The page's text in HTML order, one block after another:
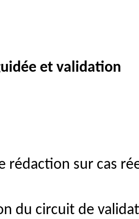
et validation
rédaction sur cas
du circuit de